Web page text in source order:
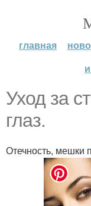
главная
Уход за
глаз.
Отечность, мешки